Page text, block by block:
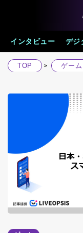
インタビュー デジ
TOP ゲーム